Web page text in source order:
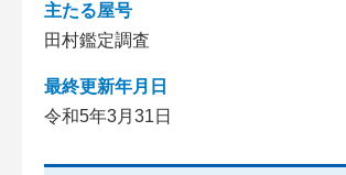
主たる屋号
田村鑑定調査
最終更新年月日
令和5年3月31日